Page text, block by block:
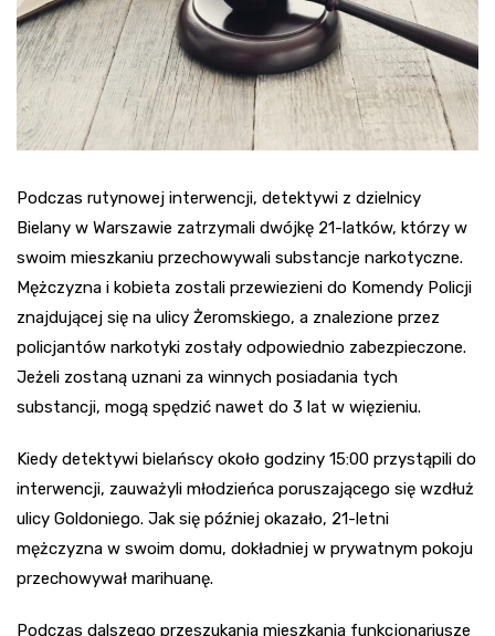
Podczas rutynowej interwencji, detektywi z dzielnicy
Bielany w Warszawie zatrzymali dwójkę 21-latków, którzy w
swoim mieszkaniu przechowywali substancje narkotyczne.
Mężczyzna i kobieta zostali przewiezieni do Komendy Policji
znajdującej się na ulicy Żeromskiego, a znalezione przez
policjantów narkotyki zostały odpowiednio zabezpieczone.
Jeżeli zostaną uznani za winnych posiadania tych
substancji, mogą spędzić nawet do 3 lat w więzieniu.
Kiedy detektywi bielańscy około godziny 15:00 przystąpili do
interwencji, zauważyli młodzieńca poruszającego się wzdłuż
ulicy Goldoniego. Jak się później okazało, 21-letni
mężczyzna w swoim domu, dokładniej w prywatnym pokoju
przechowywał marihuanę.
Podczas dalszego przeszukania mieszkania funkcjonariusze